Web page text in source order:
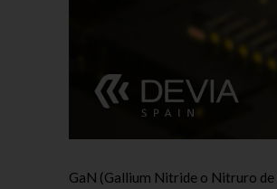
GaN (Gallium Nitride o Nitruro de